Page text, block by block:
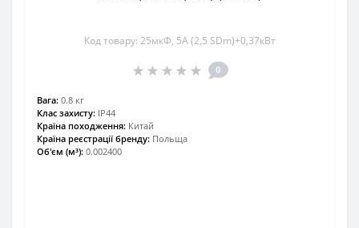
Код товару: 25мкФ, 5А (2,5 SDm)+0,37кВт
0
Вага: 0.8 кг
Клас захисту: IP44
Країна походження: Китай
Країна реєстрації бренду: Польща
Об'єм (м³): 0.002400